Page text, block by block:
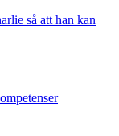
så att han kan